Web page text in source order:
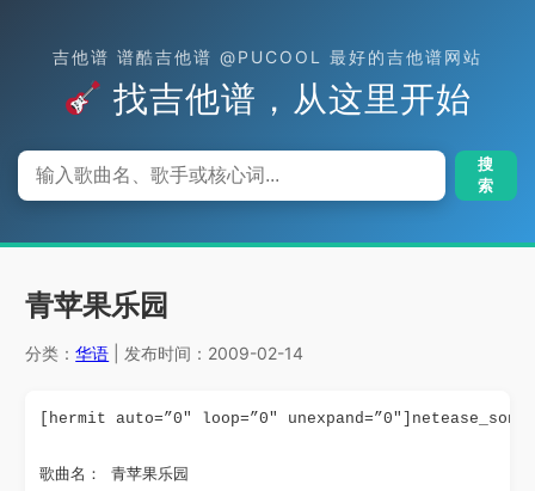
吉他谱 谱酷吉他谱 @PUCOOL 最好的吉他谱网站
找吉他谱，从这里开始
搜
索
青苹果乐园
分类：华语 | 发布时间：2009-02-14
[hermit auto=”0″ loop=”0″
歌曲名： 青苹果乐园